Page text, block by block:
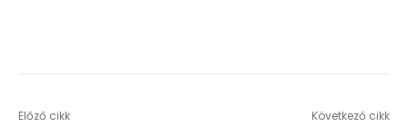
Előző cikk Következő cikk